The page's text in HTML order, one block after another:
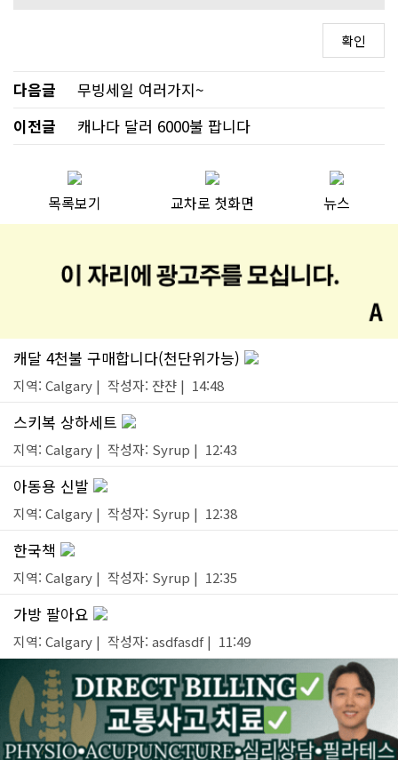
다음글
무빙세일 여러가지~
이전글
캐나다 달러 6000불 팝니다
목록보기 교차로 첫화면 뉴스
캐달 4천불 구매합니다(천단위가능)
지역: Calgary | 작성자: 쟌쟌 | 14:48
스키복 상하세트
지역: Calgary | 작성자: Syrup | 12:43
아동용 신발
지역: Calgary | 작성자: Syrup | 12:38
한국책
지역: Calgary | 작성자: Syrup | 12:35
가방 팔아요
지역: Calgary | 작성자: asdfasdf | 11:49